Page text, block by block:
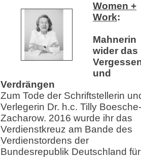
Women +
Work:
Mahnerin
wider das
und
Verdrängen
Zum Tode der Schriftstellerin
Verlegerin Dr. h.c. Tilly Boesche-
Zacharow. 2016 wurde ihr das
Verdienstkreuz am Bande des
Verdienstordens der
Bundesrepublik Deutschland für